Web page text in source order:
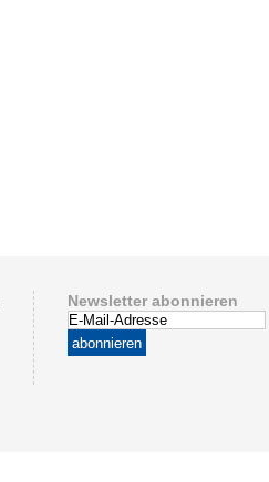
Newsletter abonnieren
abonnieren